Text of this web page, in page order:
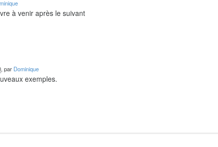
à venir après le suivant
, par Dominique
exemples.